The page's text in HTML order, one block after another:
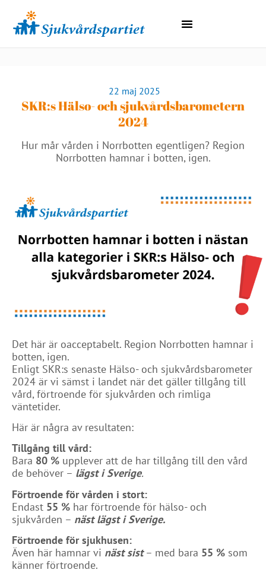
22 maj 2025
SKR:s Hälso- och sjukvårdsbarometern
2024
Hur mår vården i Norrbotten egentligen? Region
Norrbotten hamnar i botten, igen.
Det här är oacceptabelt. Region Norrbotten hamnar i
botten, igen.
Enligt SKR:s senaste Hälso- och sjukvårdsbarometer
2024 är vi sämst i landet när det gäller tillgång till
vård, förtroende för sjukvården och rimliga
väntetider.
Här är några av resultaten:
Tillgång till vård:
Bara 80 % upplever att de har tillgång till den vård
de behöver – lägst i Sverige.
Förtroende för vården i stort:
Endast 55 % har förtroende för hälso- och
sjukvården – näst lägst i Sverige.
Förtroende för sjukhusen:
Även här hamnar vi näst sist– med bara 55 % som
känner förtroende.